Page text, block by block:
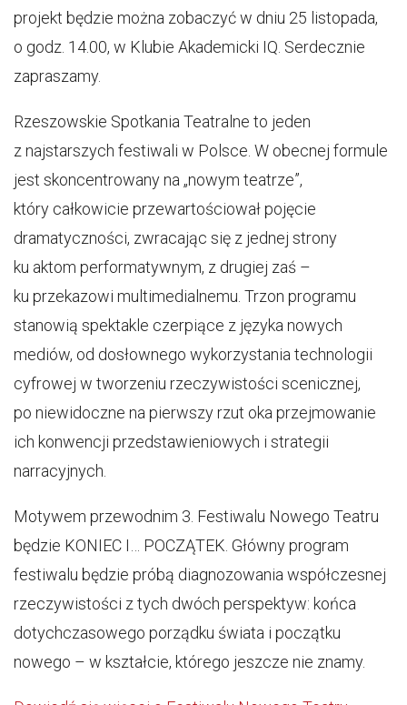
projekt będzie można zobaczyć w dniu 25 listopada,
o godz. 14.00, w Klubie Akademicki IQ. Serdecznie
zapraszamy.
Rzeszowskie Spotkania Teatralne to jeden
z najstarszych festiwali w Polsce. W obecnej formule
jest skoncentrowany na „nowym teatrze”,
który całkowicie przewartościował pojęcie
dramatyczności, zwracając się z jednej strony
ku aktom performatywnym, z drugiej zaś –
ku przekazowi multimedialnemu. Trzon programu
stanowią spektakle czerpiące z języka nowych
mediów, od dosłownego wykorzystania technologii
cyfrowej w tworzeniu rzeczywistości scenicznej,
po niewidoczne na pierwszy rzut oka przejmowanie
ich konwencji przedstawieniowych i strategii
narracyjnych.
Motywem przewodnim 3. Festiwalu Nowego Teatru
będzie KONIEC I… POCZĄTEK. Główny program
festiwalu będzie próbą diagnozowania współczesnej
rzeczywistości z tych dwóch perspektyw: końca
dotychczasowego porządku świata i początku
nowego – w kształcie, którego jeszcze nie znamy.